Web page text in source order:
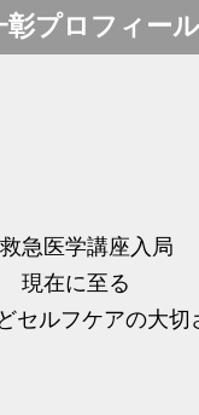
プロフィール
急医学講座入局
現在に至る
セルフケアの大